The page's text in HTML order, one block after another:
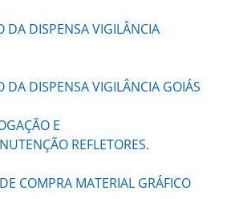
DA DISPENSA VIGILÂNCIA
DA DISPENSA VIGILÂNCIA GOIÁS
E
REFLETORES.
COMPRA MATERIAL GRÁFICO